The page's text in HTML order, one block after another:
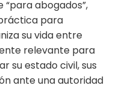
abogados”,
para
su vida entre
relevante para
su estado civil, sus
ante una autoridad